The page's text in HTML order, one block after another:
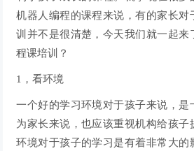
机器人编程的课程来说，有的家长对
训并不是很清楚，今天我们就一起来
程课培训？
1，看环境
一个好的学习环境对于孩子来说，是
为家长来说，也应该重视机构给孩子
环境对于孩子的学习是有着非常大的